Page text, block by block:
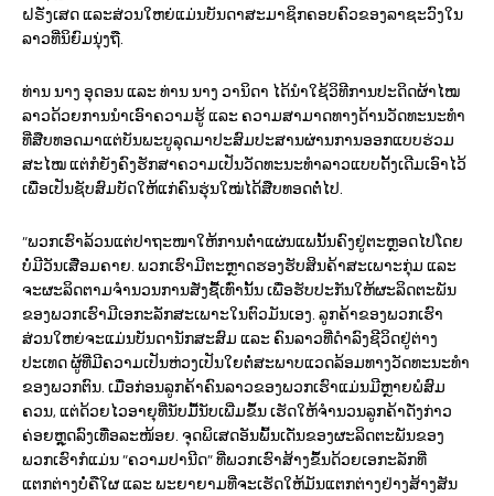
ຝຣັ່ງເສດ ແລະສ່ວນໃຫຍ່ແມ່ນບັນດາສະມາຊິກຄອບຄົວຂອງລາຊະວົງໃນ
ລາວທີ່ນິຍົມນຸ່ງຖື.
ທ່ານ ນາງ ອຸດອນ ແລະ ທ່ານ ນາງ ວານິດາ ໄດ້ນຳໃຊ້ວິທີການປະດິດຜ້າໄໝ
ລາວດ້ວຍການນຳເອົາຄວາມຮູ້ ແລະ ຄວາມສາມາດທາງດ້ານວັດທະນະທຳ
ທີ່ສືບທອດມາແຕ່ບັນພະບູລຸດມາປະສົມປະສານຜ່ານການອອກແບບຮ່ວມ
ສະໄໝ ແຕ່ກໍຍັງຄົງຮັກສາຄວາມເປັນວັດທະນະທຳລາວແບບດັ້ງເດີມເອົາໄວ້
ເພື່ອເປັນຊັບສົມບັດໃຫ້ແກ່ຄົນຮຸ່ນໃໝ່ໄດ້ສືບທອດຕໍ່ໄປ.
“ພວກເຮົາລ້ວນແຕ່ປາຖະໜາໃຫ້ການຕໍ່າແຜ່ນແພນັ້ນຄົງຢູ່ຕະຫຼອດໄປໂດຍ
ບໍ່ມີວັນເສື່ອມຄາຍ. ພວກເຮົາມີຕະຫຼາດຮອງຮັບສິນຄ້າສະເພາະກຸ່ມ ແລະ
ຈະຜະລິດຕາມຈໍານວນການສັ່ງຊື້ເທົ່ານັ້ນ ເພື່ອຮັບປະກັນໃຫ້ຜະລິດຕະພັນ
ຂອງພວກເຮົາມີເອກະລັກສະເພາະໃນຕົວມັນເອງ. ລູກຄ້າຂອງພວກເຮົາ
ສ່ວນໃຫຍ່ຈະແມ່ນບັນດານັກສະສົມ ແລະ ຄົນລາວທີ່ດໍາລົງຊີວິດຢູ່ຕ່າງ
ປະເທດ ຜູ້ທີ່ມີຄວາມເປັນຫ່ວງເປັນໃຍຕໍ່ສະພາບແວດລ້ອມທາງວັດທະນະທໍາ
ຂອງພວກຕົນ. ເມື່ອກ່ອນລູກຄ້າຄົນລາວຂອງພວກເຮົາແມ່ນມີຫຼາຍພໍສົມ
ຄວນ, ແຕ່ດ້ວຍໄວອາຍຸທີ່ນັບມື້ນັບເພີ່ມຂຶ້ນ ເຮັດໃຫ້ຈໍານວນລູກຄ້າດັ່ງກ່າວ
ຄ່ອຍຫຼຸດລົງເທື່ອລະໜ້ອຍ. ຈຸດພິເສດອັນພົ້ນເດັ່ນຂອງຜະລິດຕະພັນຂອງ
ພວກເຮົາກໍແມ່ນ “ຄວາມປານີດ” ທີ່ພວກເຮົາສ້າງຂຶ້ນດ້ວຍເອກະລັກທີ່
ແຕກຕ່າງບໍ່ຄືໃຜ ແລະ ພະຍາຍາມທີ່ຈະເຮັດໃຫ້ມັນແຕກຕ່າງຢ່າງສ້າງສັນ